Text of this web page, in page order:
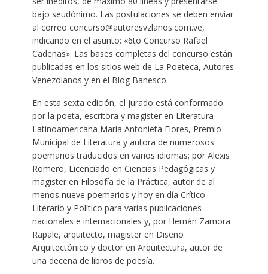
bajo seudónimo. Las postulaciones se deben enviar
al correo concurso@autoresvzlanos.com.ve,
indicando en el asunto: «6to Concurso Rafael
Cadenas». Las bases completas del concurso están
publicadas en los sitios web de La Poeteca, Autores
Venezolanos y en el Blog Banesco.
En esta sexta edición, el jurado está conformado
por la poeta, escritora y magister en Literatura
Latinoamericana María Antonieta Flores, Premio
Municipal de Literatura y autora de numerosos
poemarios traducidos en varios idiomas; por Alexis
Romero, Licenciado en Ciencias Pedagógicas y
magister en Filosofía de la Práctica, autor de al
menos nueve poemarios y hoy en día Crítico
Literario y Político para varias publicaciones
nacionales e internacionales y, por Hernán Zamora
Rapale, arquitecto, magister en Diseño
Arquitectónico y doctor en Arquitectura, autor de
una decena de libros de poesía.